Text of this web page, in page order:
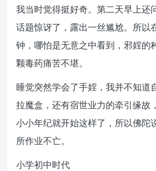
我当时觉得挺好奇。第二天早上还
话题惊讶了，露出一丝尴尬。所以
钟，哪怕是无意之中看到，邪婬的
颗毒药痛苦不堪。
睡觉突然学会了手婬，我并不知道
拉魔盒，还有宿世业力的牵引缘故
小小年纪就开始这样了，所以佛陀
所作业不亡。
小学初中时代